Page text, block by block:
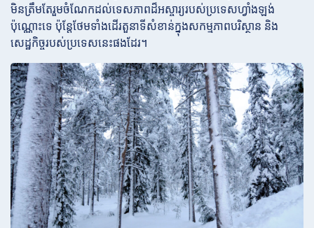
មិនត្រឹមតែរួមចំណែកដល់ទេសភាពដ៏អស្ចារ្យរបស់ប្រទេសហ្វាំងឡង់
ប៉ុណ្ណោះទេ ប៉ុន្តែថែមទាំងដើរតួនាទីសំខាន់ក្នុងសកម្មភាពបរិស្ថាន និង
សេដ្ឋកិច្ចរបស់ប្រទេសនេះផងដែរ។